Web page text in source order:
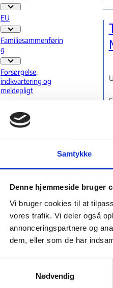
Samtykke
Denne hjemmeside bruger
Vi bruger cookies til at
vores trafik. Vi deler også
annonceringspartnere og
dem, eller som de har
Nødvendig
Erhverv - Flere links
EU
EU - Flere links
Familiesammenførin
g
Familiesammenføring - Flere links
Forsørgelse,
indkvartering og
meldepligt
emner
Ophævelse af
indrejseforbud
Studie - Flere links
Særlov - Flere links
Tidsubegrænset
opholdstilladelse
Opholdskrav
et
Sprogkravet
Beskæftigels
eskravet